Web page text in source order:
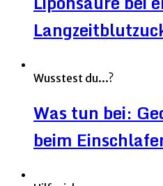
Wusstest du...?
Was tun bei:
beim